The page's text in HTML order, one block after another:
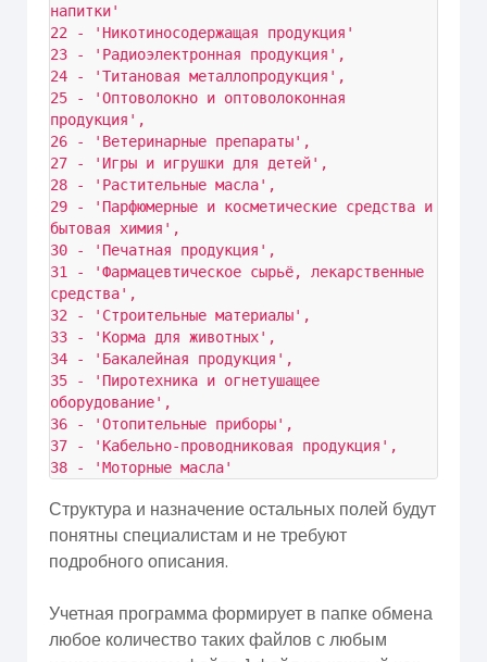
напитки'
22 - 'Никотиносодержащая продукция'
23 - 'Радиоэлектронная продукция',
24 - 'Титановая металлопродукция',
25 - 'Оптоволокно и оптоволоконная
продукция',
26 - 'Ветеринарные препараты',
27 - 'Игры и игрушки для детей',
28 - 'Растительные масла',
29 - 'Парфюмерные и косметические средства и
бытовая химия',
30 - 'Печатная продукция',
31 - 'Фармацевтическое сырьё, лекарственные
средства',
32 - 'Строительные материалы',
33 - 'Корма для животных',
34 - 'Бакалейная продукция',
35 - 'Пиротехника и огнетушащее
оборудование',
36 - 'Отопительные приборы',
37 - 'Кабельно-проводниковая продукция',
38 - 'Моторные масла'
Структура и назначение остальных полей будут
понятны специалистам и не требуют
подробного описания.
Учетная программа формирует в папке обмена
любое количество таких файлов с любым